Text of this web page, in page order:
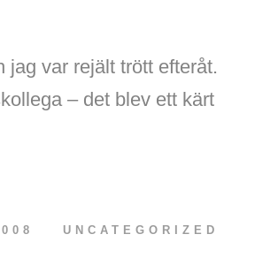
var rejält trött efteråt.
– det blev ett kärt
UNCATEGORIZED